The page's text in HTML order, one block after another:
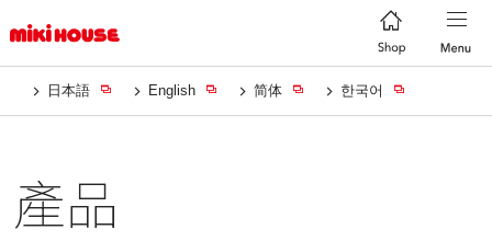
日本語 English 简体 한국어
產品